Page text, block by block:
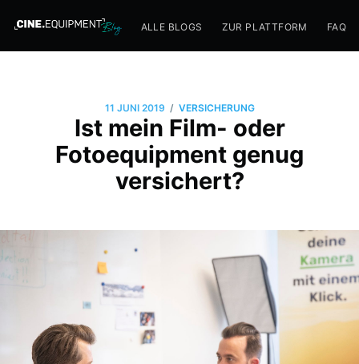
ALLE BLOGS ZUR PLATTFORM FAQ
11 JUNI 2019 / VERSICHERUNG
Ist mein Film- oder
Fotoequipment genug
versichert?